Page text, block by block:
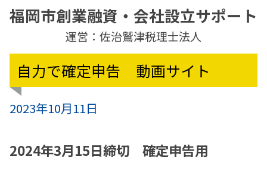
福岡市創業融資・会社設立サポート
運営：佐治鷲津税理士法人
自力で確定申告 動画サイト
2023年10月11日
2024年3月15日締切 確定申告用